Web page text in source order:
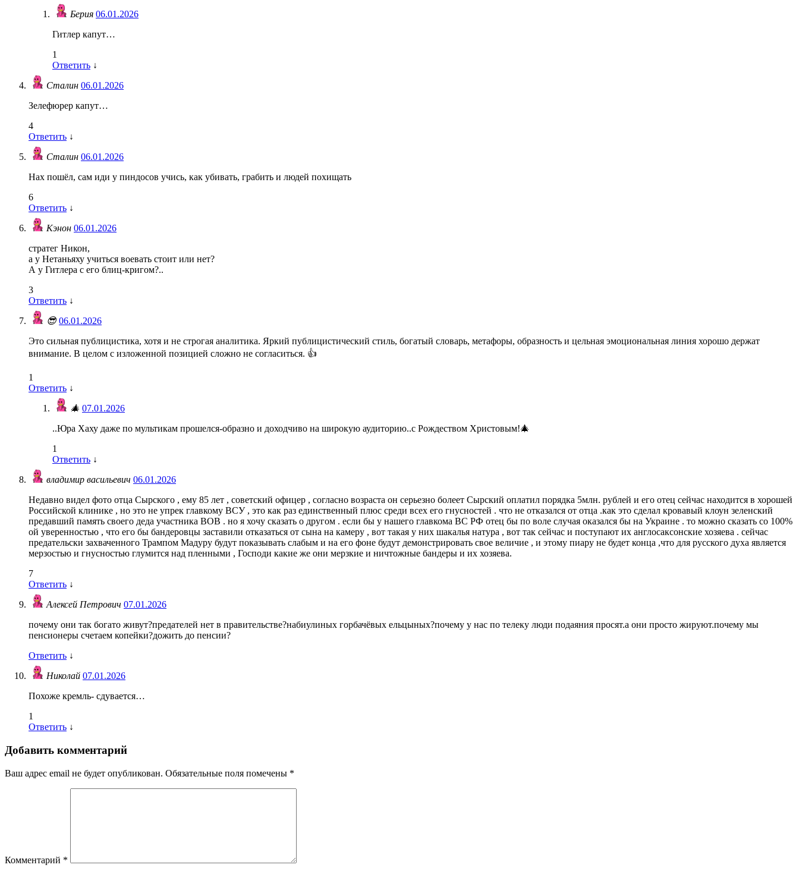
Берия 06.01.2026
Гитлер капут…
1
Ответить ↓
Сталин 06.01.2026
Зелефюрер капут…
4
Ответить ↓
Сталин 06.01.2026
Нах пошёл, сам иди у пиндосов учись, как убивать, грабить и людей похищать
6
Ответить ↓
Кэнон 06.01.2026
стратег Никон,
а у Нетаньяху учиться воевать стоит или нет?
А у Гитлера с его блиц-кригом?..
3
Ответить ↓
😎 06.01.2026
Это сильная публицистика, хотя и не строгая аналитика. Яркий публицистический стиль, богатый словарь, метафоры, образность и цельная эмоциональная линия хорошо держат
внимание. В целом с изложенной позицией сложно не согласиться. 👍
1
Ответить ↓
🎄 07.01.2026
..Юра Хаху даже по мультикам прошелся-образно и доходчиво на широкую аудиторию..с Рождеством Христовым!🎄
1
Ответить ↓
владимир васильевич 06.01.2026
Недавно видел фото отца Сырского , ему 85 лет , советский офицер , согласно возраста он серьезно болеет Сырский оплатил порядка 5млн. рублей и его отец сейчас находится в хорошей
Российской клинике , но это не упрек главкому ВСУ , это как раз единственный плюс среди всех его гнусностей . что не отказался от отца .как это сделал кровавый клоун зеленский
предавший память своего деда участника ВОВ . но я хочу сказать о другом . если бы у нашего главкома ВС РФ отец бы по воле случая оказался бы на Украине . то можно сказать со 100%
ой уверенностью , что его бы бандеровцы заставили отказаться от сына на камеру , вот такая у них шакалья натура , вот так сейчас и поступают их англосаксонские хозяева . сейчас
предательски захваченного Трампом Мадуру будут показывать слабым и на его фоне будут демонстрировать свое величие , и этому пиару не будет конца ,что для русского духа является
мерзостью и гнусностью глумится над пленными , Господи какие же они мерзкие и ничтожные бандеры и их хозяева.
7
Ответить ↓
Алексей Петрович 07.01.2026
почему они так богато живут?предателей нет в правительстве?набиулиных горбачёвых ельцыных?почему у нас по телеку люди подаяния просят.а они просто жируют.почему мы
пенсионеры счетаем копейки?дожить до пенсии?
Ответить ↓
Николай 07.01.2026
Похоже кремль- сдувается…
1
Ответить ↓
Добавить комментарий
Ваш адрес email не будет опубликован. Обязательные поля помечены *
Комментарий *